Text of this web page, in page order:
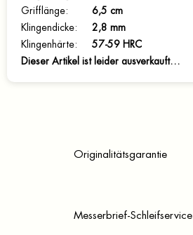
Grifflänge:
6,5 cm
Klingendicke:
2,8 mm
Klingenhärte:
57-59 HRC
Dieser Artikel ist leider ausverkauft…
Originalitätsgarantie
Messerbrief-Schleifservice